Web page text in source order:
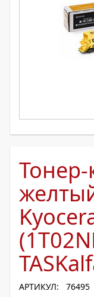
АРТИКУЛ: 76495